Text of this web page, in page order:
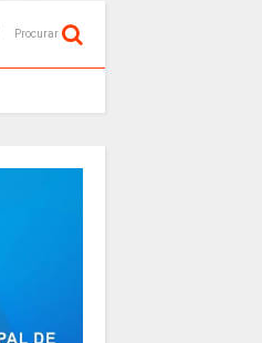
Procurar